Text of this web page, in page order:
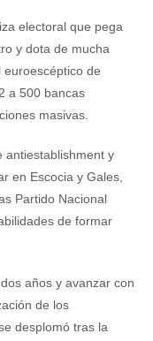
electoral que pega
y dota de mucha
de
a 500 bancas
masivas.
antiestablishment y
en Escocia y Gales,
Partido Nacional
de formar
años y avanzar con
de los
desplomó tras la